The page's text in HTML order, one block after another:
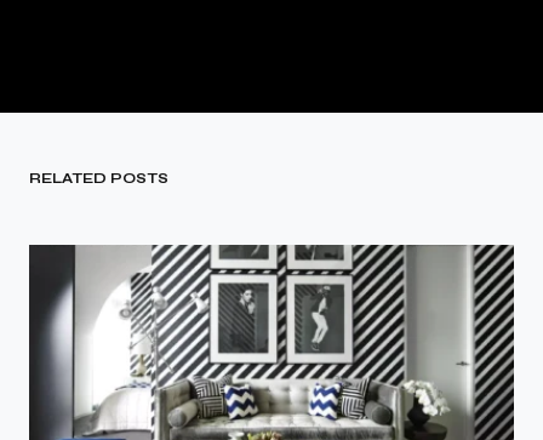
RELATED POSTS